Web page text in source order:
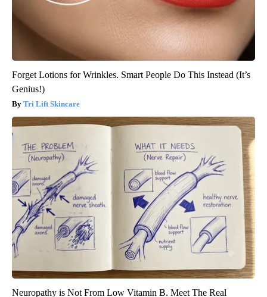
Forget Lotions for Wrinkles. Smart People Do This Instead (It’s
Genius!)
Tri Lift Skincare
Neuropathy is Not From Low Vitamin B. Meet The Real